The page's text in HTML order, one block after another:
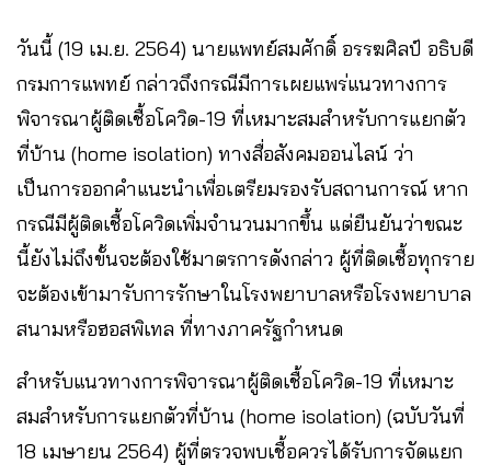
วันนี้ (19 เม.ย. 2564) นายแพทย์สมศักดิ์ อรรฆศิลป์ อธิบดี
กรมการแพทย์ กล่าวถึงกรณีมีการเผยแพร่แนวทางการ
พิจารณาผู้ติดเชื้อโควิด-19 ที่เหมาะสมสำหรับการแยกตัว
ที่บ้าน (home isolation) ทางสื่อสังคมออนไลน์ ว่า
เป็นการออกคำแนะนำเพื่อเตรียมรองรับสถานการณ์ หาก
กรณีมีผู้ติดเชื้อโควิดเพิ่มจำนวนมากขึ้น แต่ยืนยันว่าขณะ
นี้ยังไม่ถึงขั้นจะต้องใช้มาตรการดังกล่าว ผู้ที่ติดเชื้อทุกราย
จะต้องเข้ามารับการรักษาในโรงพยาบาลหรือโรงพยาบาล
สนามหรือฮอสพิเทล ที่ทางภาครัฐกำหนด
สำหรับแนวทางการพิจารณาผู้ติดเชื้อโควิด-19 ที่เหมาะ
สมสำหรับการแยกตัวที่บ้าน (home isolation) (ฉบับวันที่
18 เมษายน 2564) ผู้ที่ตรวจพบเชื้อควรได้รับการจัดแยก